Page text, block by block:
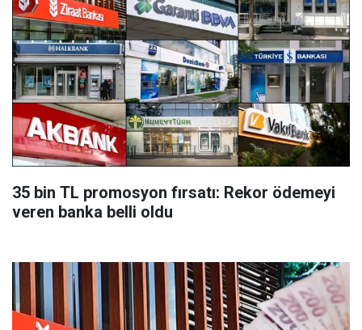
35 bin TL promosyon fırsatı: Rekor ödemeyi
veren banka belli oldu